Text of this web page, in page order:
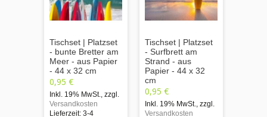
Tischset | Platzset
- bunte Bretter am
Meer - aus Papier
- 44 x 32 cm
0,95 €
Inkl. 19% MwSt. zzgl.
Versandkosten
Lieferzeit: 3-4
Tischset | Platzset
- Surfbrett am
Strand - aus
Papier - 44 x 32
cm
0,95 €
Inkl. 19% MwSt. zzgl.
Versandkosten